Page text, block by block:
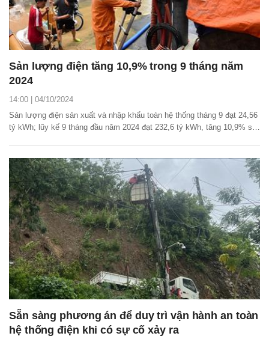
Sản lượng điện tăng 10,9% trong 9 tháng năm
2024
14:00 | 04/10/2024
Sản lượng điện sản xuất và nhập khẩu toàn hệ thống tháng 9 đạt 24,56
tỷ kWh; lũy kế 9 tháng đầu năm 2024 đạt 232,6 tỷ kWh, tăng 10,9% so
Sẵn sàng phương án để duy trì vận hành an toàn
hệ thống điện khi có sự cố xảy ra